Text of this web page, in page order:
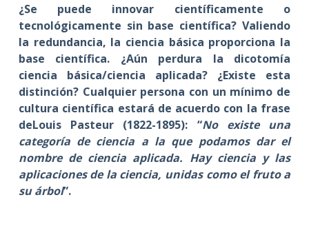
¿Se puede innovar científicamente o
tecnológicamente sin base científica? Valiendo
la redundancia, la ciencia básica proporciona la
base científica. ¿Aún perdura la dicotomía
ciencia básica/ciencia aplicada? ¿Existe esta
distinción? Cualquier persona con un mínimo de
cultura científica estará de acuerdo con la frase
deLouis Pasteur (1822-1895): “No existe una
categoría de ciencia a la que podamos dar el
nombre de ciencia aplicada. Hay ciencia y las
aplicaciones de la ciencia, unidas como el fruto a
su árbol”.